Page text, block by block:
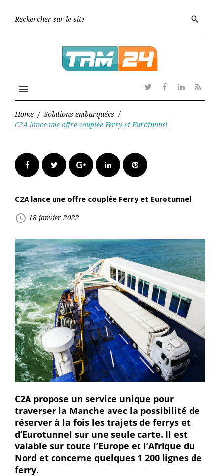
search
menu
TwitterFacebook
Linkedin
RSS
Home / Solutions embarquées /
C2A lance une offre couplée Ferry et Eurotunnel
FacebookTwitter Google+LinkedInPinterest
C2A lance une offre couplée Ferry et Eurotunnel
access_time 18 janvier 2022
C2A propose un service unique pour
traverser la Manche avec la possibilité de
réserver à la fois les trajets de ferrys et
d’Eurotunnel sur une seule carte. Il est
valable sur toute l’Europe et l’Afrique du
Nord et concerne quelques 1 200 lignes de
ferry.